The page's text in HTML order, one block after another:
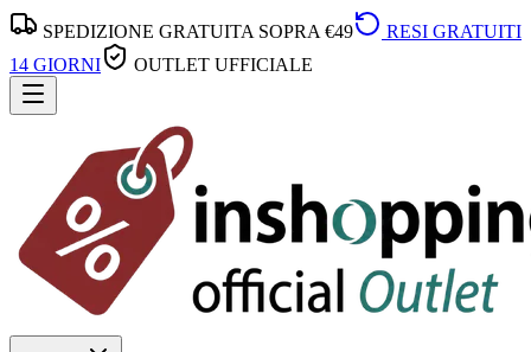
SPEDIZIONE GRATUITA SOPRA €49
RESI GRATUITI
14 GIORNI
OUTLET UFFICIALE